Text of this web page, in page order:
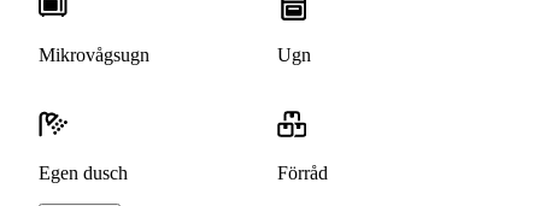
Mikrovågsugn Ugn
Egen dusch Förråd